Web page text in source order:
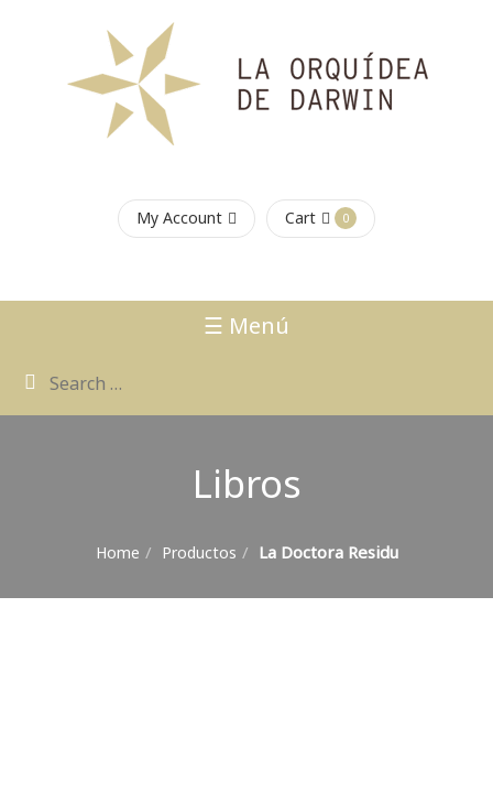
Cart 0
My Account
☰ Menú
Libros
Home Productos La Doctora Residu